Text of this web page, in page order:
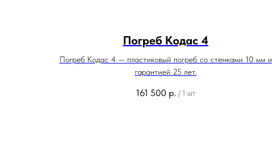
Погреб Кодас 4
Погреб Кодас 4 — пластиковый погреб со стенками 10 мм и
гарантией 25 лет.
161 500 р. / 1 шт